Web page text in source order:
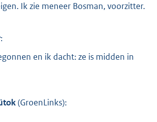
Ik zie meneer Bosman, voorzitter.
:
en ik dacht: ze is midden in
(GroenLinks):